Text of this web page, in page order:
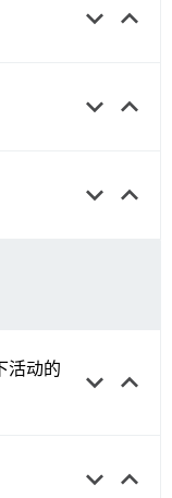
keyboard_arrow_down keyboard_arrow_up
keyboard_arrow_down keyboard_arrow_up
keyboard_arrow_down keyboard_arrow_up
活动的
keyboard_arrow_down keyboard_arrow_up
keyboard_arrow_down keyboard_arrow_up